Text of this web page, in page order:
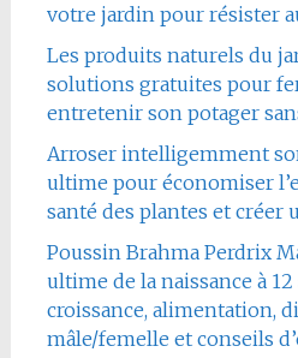
votre jardin pour résister
Les produits naturels du
solutions gratuites pour
entretenir son potager
Arroser intelligemment
ultime pour économiser
santé des plantes et créer
Poussin Brahma Perdrix
ultime de la naissance à
croissance, alimentation,
mâle/femelle et conseils